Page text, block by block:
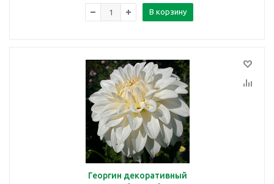
В корзину
Георгин декоративный